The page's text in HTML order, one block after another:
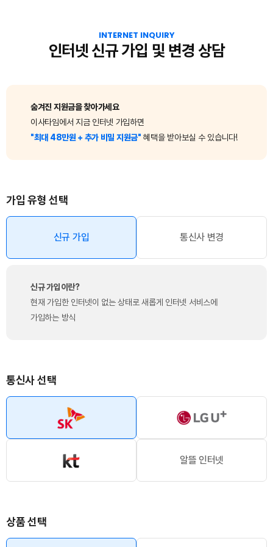
INTERNET INQUIRY
인터넷 신규 가입 및 변경 상담
숨겨진 지원금을 찾아가세요
이사타임에서 지금 인터넷 가입하면
"최대 48만원 + 추가 비밀 지원금" 혜택을 받아보실 수 있습니다!
가입 유형 선택
신규 가입 통신사 변경
신규 가입이란?
현재 가입한 인터넷이 없는 상태로 새롭게 인터넷 서비스에
가입하는 방식
통신사 선택
알뜰 인터넷
상품 선택